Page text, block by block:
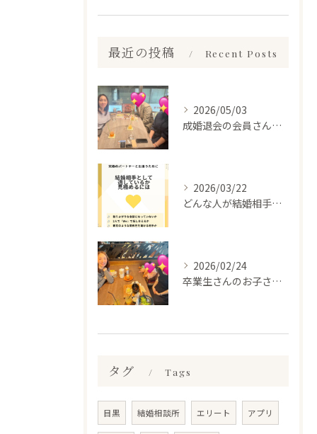
最近の投稿 Recent Posts
2026/05/03
成婚退会の会員さんとお会いして来ました✨
2026/03/22
どんな人が結婚相手だといいのか
2026/02/24
卒業生さんのお子さんに会って来ました✨
タグ Tags
目黒 結婚相談所 エリート アプリ